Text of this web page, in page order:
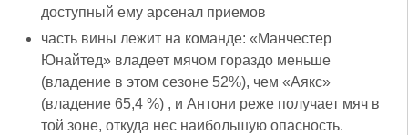
доступный ему арсенал приемов
часть вины лежит на команде: «Манчестер
Юнайтед» владеет мячом гораздо меньше
(владение в этом сезоне 52%), чем «Аякс»
(владение 65,4 %) , и Антони реже получает мяч в
той зоне, откуда нес наибольшую опасность.